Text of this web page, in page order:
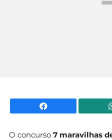
O concurso 7 maravilhas